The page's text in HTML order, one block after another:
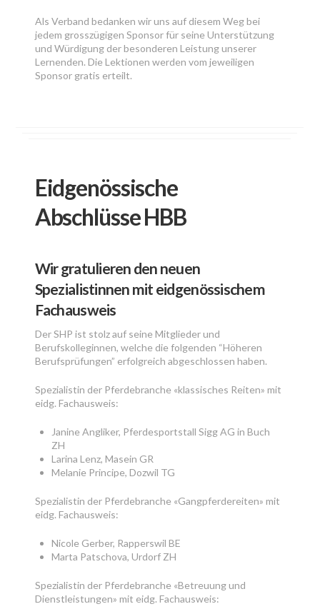
Als Verband bedanken wir uns auf diesem Weg bei
jedem grosszügigen Sponsor für seine Unterstützung
und Würdigung der besonderen Leistung unserer
Lernenden. Die Lektionen werden vom jeweiligen
Sponsor gratis erteilt.
Eidgenössische
Abschlüsse HBB
Wir gratulieren den neuen
Spezialistinnen mit eidgenössischem
Fachausweis
Der SHP ist stolz auf seine Mitglieder und
Berufskolleginnen, welche die folgenden “Höheren
Berufsprüfungen” erfolgreich abgeschlossen haben.
Spezialistin der Pferdebranche «klassisches Reiten» mit
eidg. Fachausweis:
Janine Angliker, Pferdesportstall Sigg AG in Buch
ZH
Larina Lenz, Masein GR
Melanie Principe, Dozwil TG
Spezialistin der Pferdebranche «Gangpferdereiten» mit
eidg. Fachausweis:
Nicole Gerber, Rapperswil BE
Marta Patschova, Urdorf ZH
Spezialistin der Pferdebranche «Betreuung und
Dienstleistungen» mit eidg. Fachausweis: